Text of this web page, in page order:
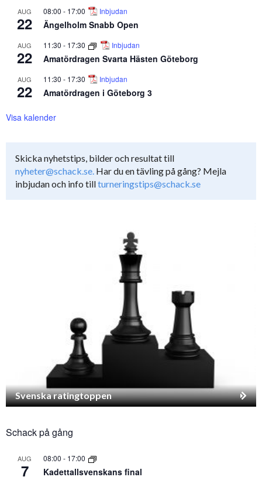
AUG
22
08:00 - 17:00 Inbjudan
Ängelholm Snabb Open
AUG
22
11:30 - 17:30 Inbjudan
Amatördragen Svarta Hästen Göteborg
AUG
22
11:30 - 17:30 Inbjudan
Amatördragen i Göteborg 3
Visa kalender
Skicka nyhetstips, bilder och resultat till
nyheter@schack.se. Har du en tävling på gång? Mejla
inbjudan och info tillturneringstips@schack.se
Svenska ratingtoppen
Schack på gång
AUG
7
08:00 - 17:00
Kadettallsvenskans final